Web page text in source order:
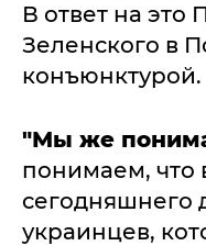
В ответ на это
Зеленского в
конъюнктурой.
"Мы же
понимаем, что
сегодняшнего
украинцев,